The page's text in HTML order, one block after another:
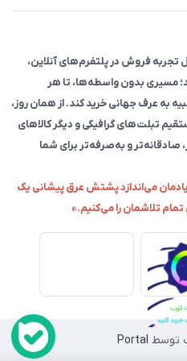
بعد از دو سال تجربه فروش در پلتفرم‌های آنلاین،
مسیری بدون واسطه‌ها، تا هر
به عرف جهانی خرید کند. از همان روز،
تبلت‌های گرافیکی و دیگر کالاهای
صادقانه‌تر و به‌صرفه‌تر برای شما
می‌اندازد پشتش عرق پیشانی یک
تلاشمان را می‌کنیم.»
توسط Portal